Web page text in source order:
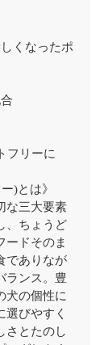
くなったポ
フリーに
)とは》
な三大要素
、ちょうど
ードそのま
でありなが
ランス。豊
犬の個性に
選びやすく
さとたのし